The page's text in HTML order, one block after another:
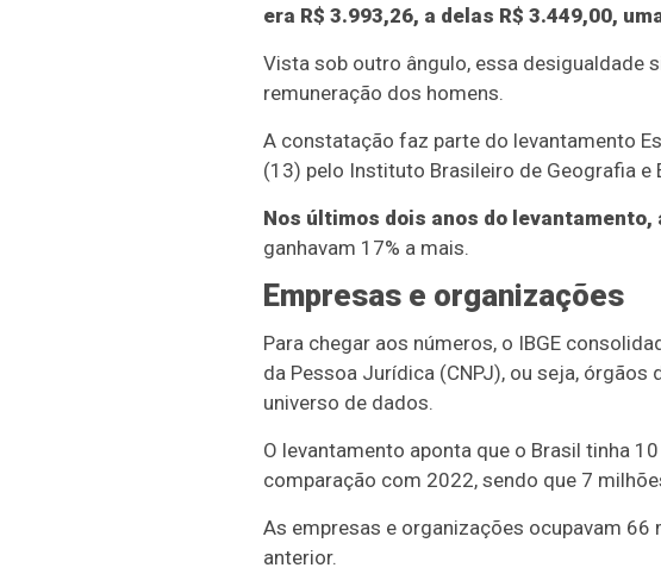
era R$ 3.993,26, a delas R$ 3.449,00,
Vista sob outro ângulo, essa desigualdade
remuneração dos homens.
A constatação faz parte do levantamento
(13) pelo Instituto Brasileiro de Geografia
Nos últimos dois anos do
ganhavam 17% a mais.
Empresas e organizações
Para chegar aos números, o IBGE
da Pessoa Jurídica (CNPJ), ou seja,
universo de dados.
O levantamento aponta que o Brasil tinha
comparação com 2022, sendo que 7
As empresas e organizações ocupavam 66
anterior.